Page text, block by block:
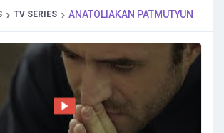
› TV SERIES › ANATOLIAKAN PATMUTYUN